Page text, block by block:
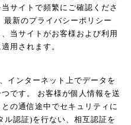
サイトで頻繁にご確認くださ
最新のプライバシーポリシー
当サイトがお客様および利用
用されます。
インターネット上でデータを
です。 お客様が個人情報を送
の通信途中でセキュリティに
ル認証)を行ない、相互認証を